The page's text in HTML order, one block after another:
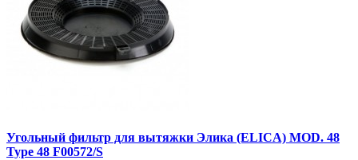
Угольный фильтр для вытяжки Элика (ELICA) MOD. 48
Type 48 F00572/S